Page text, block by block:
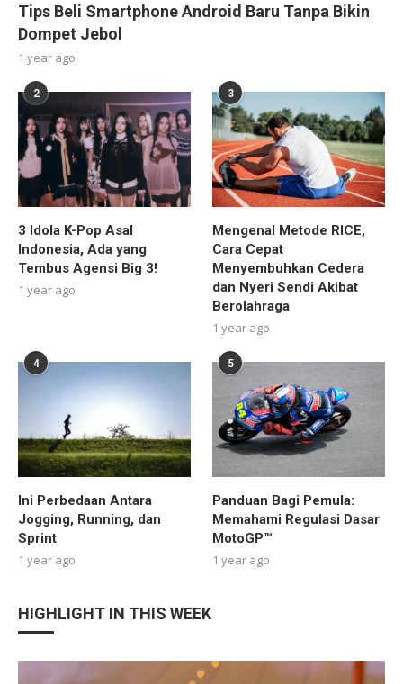
Tips Beli Smartphone Android Baru Tanpa Bikin
Dompet Jebol
1 year ago
2
3 Idola K-Pop Asal
Indonesia, Ada yang
Tembus Agensi Big 3!
1 year ago
3
Mengenal Metode RICE,
Cara Cepat
Menyembuhkan Cedera
dan Nyeri Sendi Akibat
Berolahraga
1 year ago
4
Ini Perbedaan Antara
Jogging, Running, dan
Sprint
1 year ago
5
Panduan Bagi Pemula:
Memahami Regulasi Dasar
MotoGP™
1 year ago
HIGHLIGHT IN THIS WEEK